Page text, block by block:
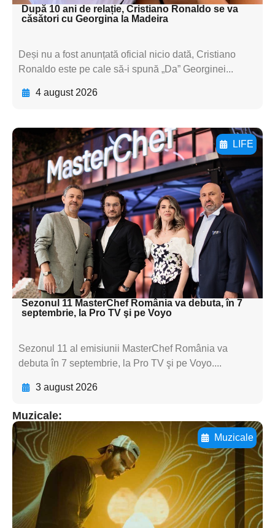
După 10 ani de relație, Cristiano Ronaldo se va
căsători cu Georgina la Madeira
Deși nu a fost anunțată oficial nicio dată, Cristiano
Ronaldo este pe cale să-i spună „Da” Georginei...
4 august 2026
LIFE
Adaugă aici textul pentru
subtitluAdaugă aici
textul pentru
subtitluAdaugă aici
textul pentru
subtitluAdaugă aici
textul pentru subti
Sezonul 11 MasterChef România va debuta, în 7
septembrie, la Pro TV şi pe Voyo
Sezonul 11 al emisiunii MasterChef România va
debuta în 7 septembrie, la Pro TV şi pe Voyo....
3 august 2026
Muzicale:
Muzicale
Adaugă aici textul pentru
subtitluAdaugă aici
textul pentru
subtitluAdaugă aici